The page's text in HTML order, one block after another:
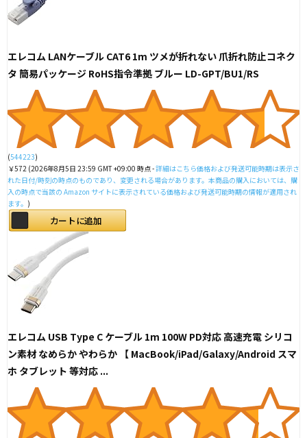
エレコム LANケーブル CAT6 1m ツメが折れない 爪折れ防止コネク
タ 簡易パッケージ RoHS指令準拠 ブルー LD-GPT/BU1/RS
(544223)
￥572 (2026年8月5日 23:59 GMT +09:00 時点 -詳細はこちら価格および発送可能時期は表示さ
れた日付/時刻の時点のものであり、変更される場合があります。本商品の購入においては、購
入の時点で当該の Amazon サイトに表示されている価格および発送可能時期の情報が適用され
ます。 )
カートに追加
エレコム USB Type C ケーブル 1m 100W PD対応 高速充電 シリコ
ン素材 なめらか やわらか 【 MacBook/iPad/Galaxy/Android スマ
ホ タブレット 等対応 ...